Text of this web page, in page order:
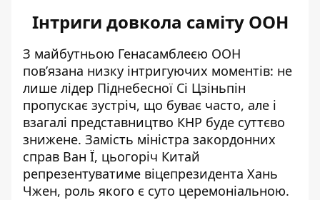
Інтриги довкола саміту ООН
З майбутньою Генасамблеєю ООН
пов’язана низку інтригуючих моментів: не
лише лідер Піднебесної Сі Цзіньпін
пропускає зустріч, що буває часто, але і
взагалі представництво КНР буде суттєво
знижене. Замість міністра закордонних
справ Ван Ї, цьогоріч Китай
репрезентуватиме віцепрезидента Хань
Чжен, роль якого є суто церемоніальною.